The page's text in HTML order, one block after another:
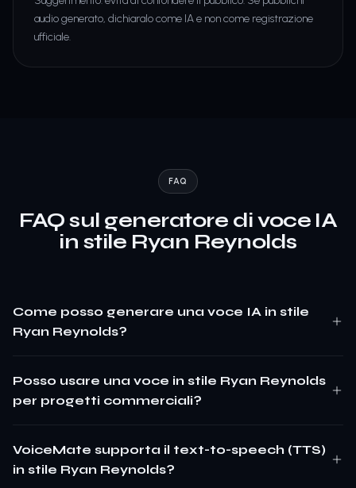
audio generato, dichiaralo come IA e non come registrazione
ufficiale.
FAQ
FAQ sul generatore di voce IA
in stile Ryan Reynolds
Come posso generare una voce IA in stile
Ryan Reynolds?
Posso usare una voce in stile Ryan Reynolds
per progetti commerciali?
VoiceMate supporta il text-to-speech (TTS)
in stile Ryan Reynolds?